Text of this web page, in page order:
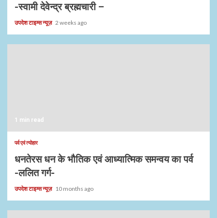
-स्वामी देवेन्द्र ब्रह्मचारी –
उपदेश टाइम्स न्यूज़ 2 weeks ago
1 min read
पर्व एवं त्योहार
धनतेरस धन के भौतिक एवं आध्यात्मिक समन्वय का पर्व
-ललित गर्ग-
उपदेश टाइम्स न्यूज़ 10 months ago